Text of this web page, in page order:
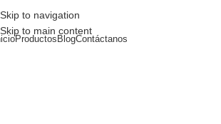
Skip to navigation
Skip to main content
Productos BlogContáctanos